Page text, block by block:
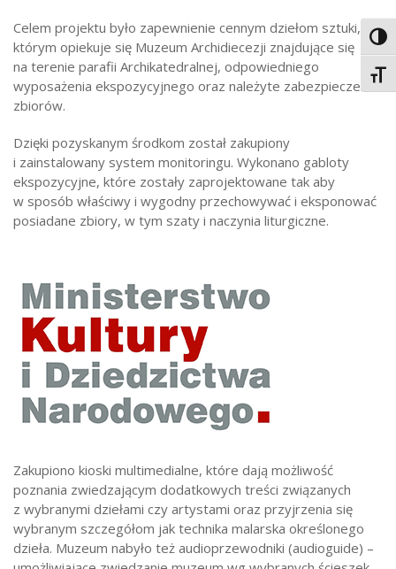
Celem projektu było zapewnienie cennym dziełom sztuki,
którym opiekuje się Muzeum Archidiecezji znajdujące się
na terenie parafii Archikatedralnej, odpowiedniego
wyposażenia ekspozycyjnego oraz należyte zabezpieczenie
zbiorów.
Dzięki pozyskanym środkom został zakupiony
i zainstalowany system monitoringu. Wykonano gabloty
ekspozycyjne, które zostały zaprojektowane tak aby
w sposób właściwy i wygodny przechowywać i eksponować
posiadane zbiory, w tym szaty i naczynia liturgiczne.
Zakupiono kioski multimedialne, które dają możliwość
poznania zwiedzającym dodatkowych treści związanych
z wybranymi dziełami czy artystami oraz przyjrzenia się
wybranym szczegółom jak technika malarska określonego
dzieła. Muzeum nabyło też audioprzewodniki (audioguide) –